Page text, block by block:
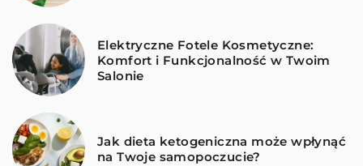
Elektryczne Fotele Kosmetyczne:
Komfort i Funkcjonalność w Twoim
Salonie
Jak dieta ketogeniczna może wpłynąć
na Twoje samopoczucie?